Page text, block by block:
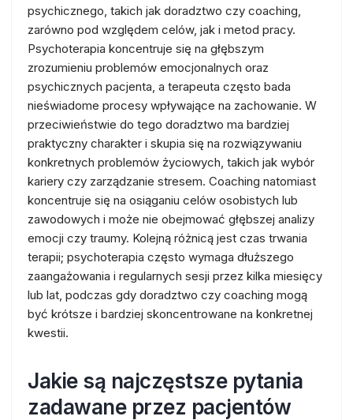
psychicznego, takich jak doradztwo czy coaching,
zarówno pod względem celów, jak i metod pracy.
Psychoterapia koncentruje się na głębszym
zrozumieniu problemów emocjonalnych oraz
psychicznych pacjenta, a terapeuta często bada
nieświadome procesy wpływające na zachowanie. W
przeciwieństwie do tego doradztwo ma bardziej
praktyczny charakter i skupia się na rozwiązywaniu
konkretnych problemów życiowych, takich jak wybór
kariery czy zarządzanie stresem. Coaching natomiast
koncentruje się na osiąganiu celów osobistych lub
zawodowych i może nie obejmować głębszej analizy
emocji czy traumy. Kolejną różnicą jest czas trwania
terapii; psychoterapia często wymaga dłuższego
zaangażowania i regularnych sesji przez kilka miesięcy
lub lat, podczas gdy doradztwo czy coaching mogą
być krótsze i bardziej skoncentrowane na konkretnej
kwestii.
Jakie są najczęstsze pytania
zadawane przez pacjentów